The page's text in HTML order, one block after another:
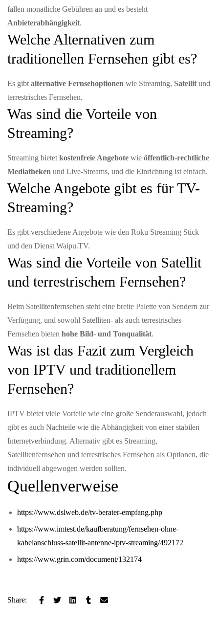
fallen monatliche Gebühren an und es besteht
Anbieterabhängigkeit.
Welche Alternativen zum
traditionellen Fernsehen gibt es?
Es gibt alternative Fernsehoptionen wie Streaming, Satellit und
terrestrisches Fernsehen.
Was sind die Vorteile von
Streaming?
Streaming bietet kostenfreie Angebote wie öffentlich-rechtliche
Mediatheken und Live-Streams, und die Einrichtung ist einfach.
Welche Angebote gibt es für TV-
Streaming?
Es gibt verschiedene Angebote wie den Roku Streaming Stick
und den Dienst Waipu.TV.
Was sind die Vorteile von Satellit
und terrestrischem Fernsehen?
Beim Satellitenfernsehen steht eine breite Palette von Sendern zur
Verfügung, und sowohl Satelliten- als auch terrestrisches
Fernsehen bieten hohe Bild- und Tonqualität.
Was ist das Fazit zum Vergleich
von IPTV und traditionellem
Fernsehen?
IPTV bietet viele Vorteile wie eine große Senderauswahl, jedoch
gibt es auch Nachteile wie die Abhängigkeit von einer stabilen
Internetverbindung. Alternativ gibt es Streaming,
Satellitenfernsehen und terrestrisches Fernsehen als Optionen, die
individuell abgewogen werden sollten.
Quellenverweise
https://www.dslweb.de/tv-berater-empfang.php
https://www.imtest.de/kaufberatung/fernsehen-ohne-
kabelanschluss-satellit-antenne-iptv-streaming/492172
https://www.grin.com/document/132174
Share: